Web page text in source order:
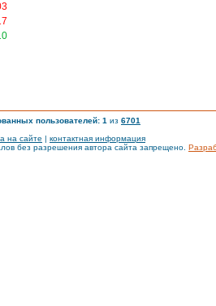
пользователей: 1 из 6701
на сайте | контактная информация
без разрешения автора сайта запрещено.